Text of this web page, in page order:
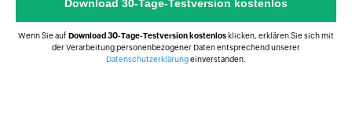
Wenn Sie auf Download 30-Tage-Testversion kostenlos klicken, erklären Sie sich mit
der Verarbeitung personenbezogener Daten entsprechend unserer
Datenschutzerklärungeinverstanden.